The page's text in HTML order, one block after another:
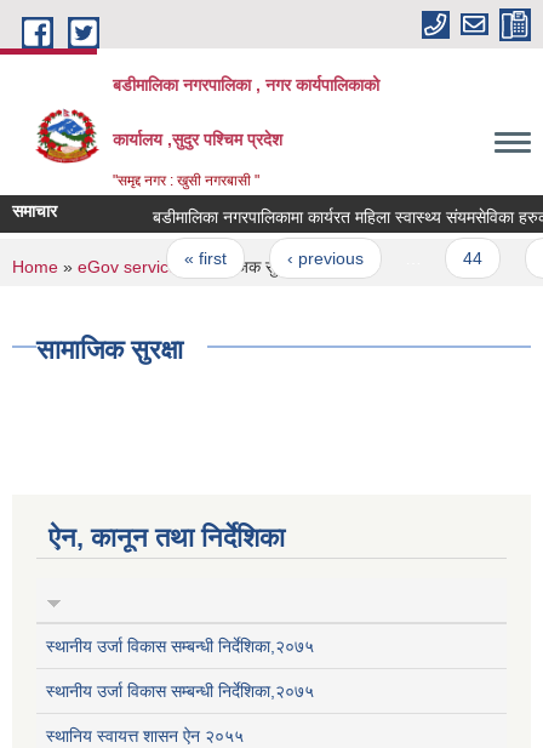
Skip to main content
बडीमालिका नगरपालिका , नगर कार्यपालिकाको
कार्यालय ,सुदुर पश्चिम प्रदेश
"समृद्द नगर : खुसी नगरबासी "
समाचार बडीमालिका नगरपालिकामा कार्यरत महिला स्वास्थ्य संयमसेविका
Pages
« first ‹ previous
You are here
Home » eGov services» सामाजिक सुरक्षा
सामाजिक सुरक्षा
ऐन, कानून तथा निर्देशिका
स्थानीय उर्जा विकास सम्बन्धी निर्देशिका,२०७५
स्थानीय उर्जा विकास सम्बन्धी निर्देशिका,२०७५
स्थानिय स्वायत्त शासन ऐन २०५५